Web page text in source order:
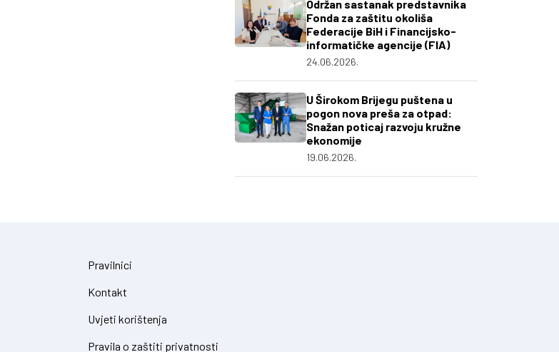
Održan sastanak predstavnika
Fonda za zaštitu okoliša
Federacije BiH i Financijsko-
informatičke agencije (FIA)
24.06.2026.
U Širokom Brijegu puštena u
pogon nova preša za otpad:
Snažan poticaj razvoju kružne
ekonomije
19.06.2026.
Pravilnici
Kontakt
Uvjeti korištenja
Pravila o zaštiti privatnosti